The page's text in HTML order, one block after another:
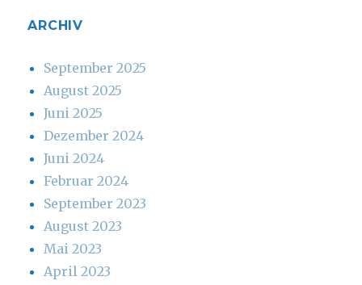
ARCHIV
September 2025
August 2025
Juni 2025
Dezember 2024
Juni 2024
Februar 2024
September 2023
August 2023
Mai 2023
April 2023